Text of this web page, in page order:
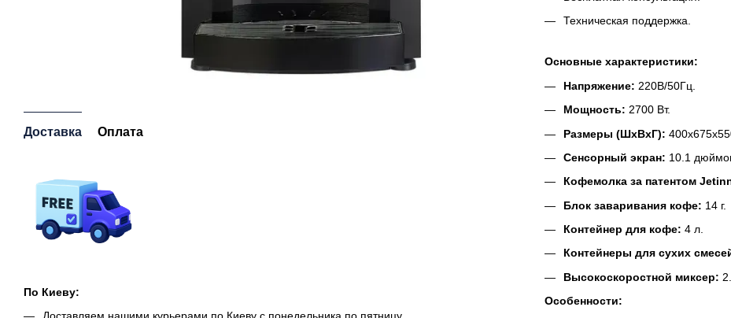
Доставка Оплата
По Киеву:
Техническая поддержка.
Основные характеристики:
Напряжение: 220В/50Гц.
Мощность: 2700 Вт.
Размеры (ШxВxГ):
Сенсорный экран: 10.1
Кофемолка за патентом
Блок заваривания кофе: 14 г.
Контейнер для кофе: 4 л.
Контейнеры для сухих
Высокоскоростной миксер: 2.
Особенности: